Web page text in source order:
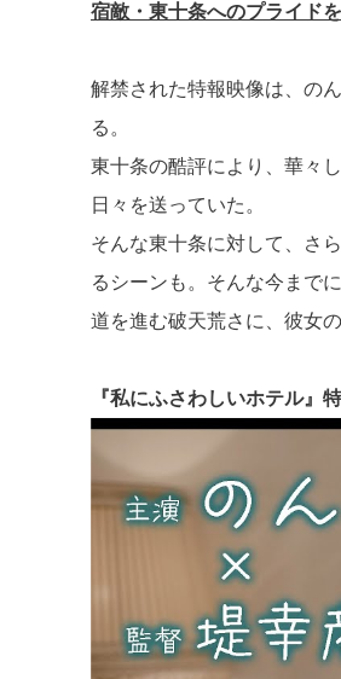
宿敵・東十条へのプライド
解禁された特報映像は、の
る。
東十条の酷評により、華々
日々を送っていた。
そんな東十条に対して、さ
るシーンも。そんな今まで
道を進む破天荒さに、彼女
『私にふさわしいホテル』